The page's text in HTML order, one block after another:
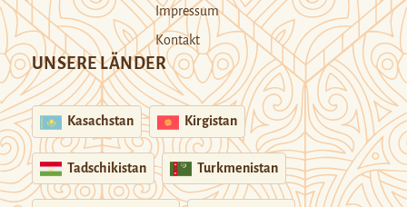
Impressum
Kontakt
UNSERE LÄNDER
Kasachstan Kirgistan
Tadschikistan Turkmenistan